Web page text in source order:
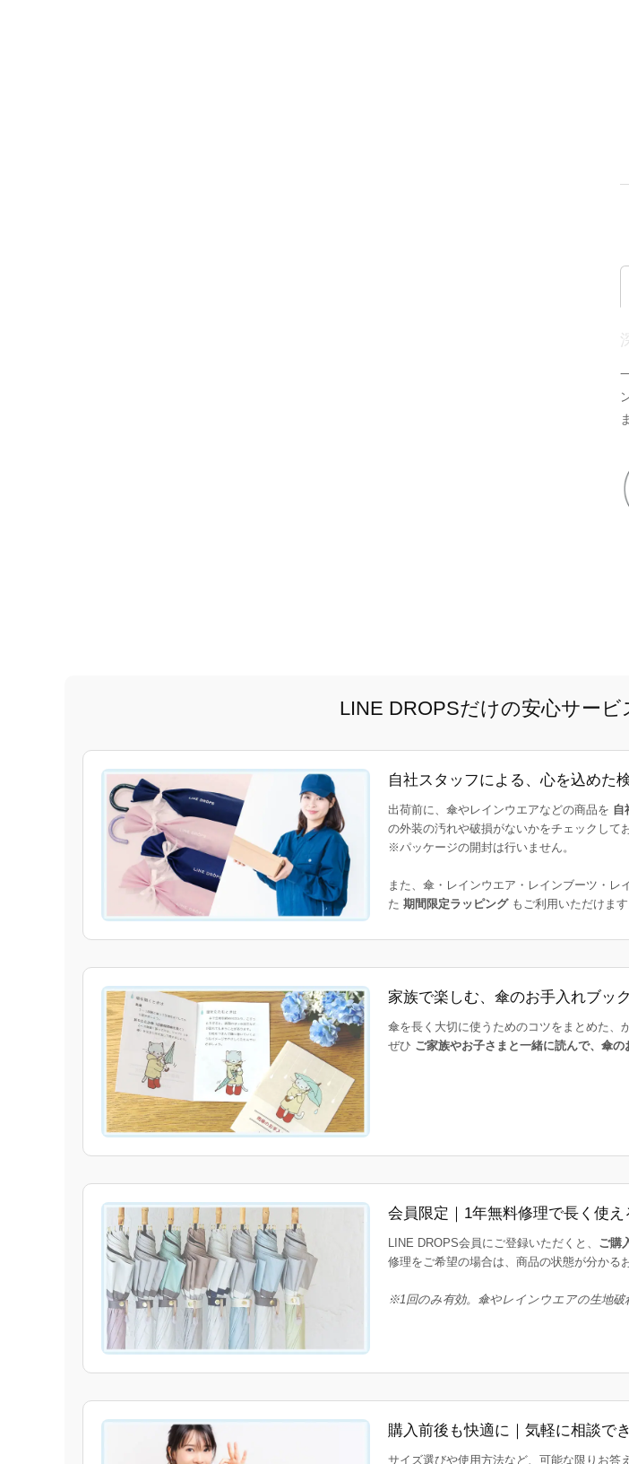
LINE DROPSだけの安心サー
自社スタッフによる、心を込めた
出荷前に、傘やレインウエアなどの商品を 自
の外装の汚れや破損がないかをチェックして
※パッケージの開封は行いません。
また、傘・レインウエア・レインブーツ・レ
た 期間限定ラッピングもご利用いただけます
家族で楽しむ、傘のお手入れブック
傘を長く大切に使うためのコツをまとめた、
ぜひ ご家族やお子さまと一緒に読んで、傘
会員限定｜1年無料修理で長く使え
LINE DROPS会員にご登録いただくと、 ご購
修理をご希望の場合は、商品の状態が分かる
※1回のみ有効。傘やレインウエアの生地破
購入前後も快適に｜気軽に相談で
サイズ選びや使用方法など、可能な限りお答